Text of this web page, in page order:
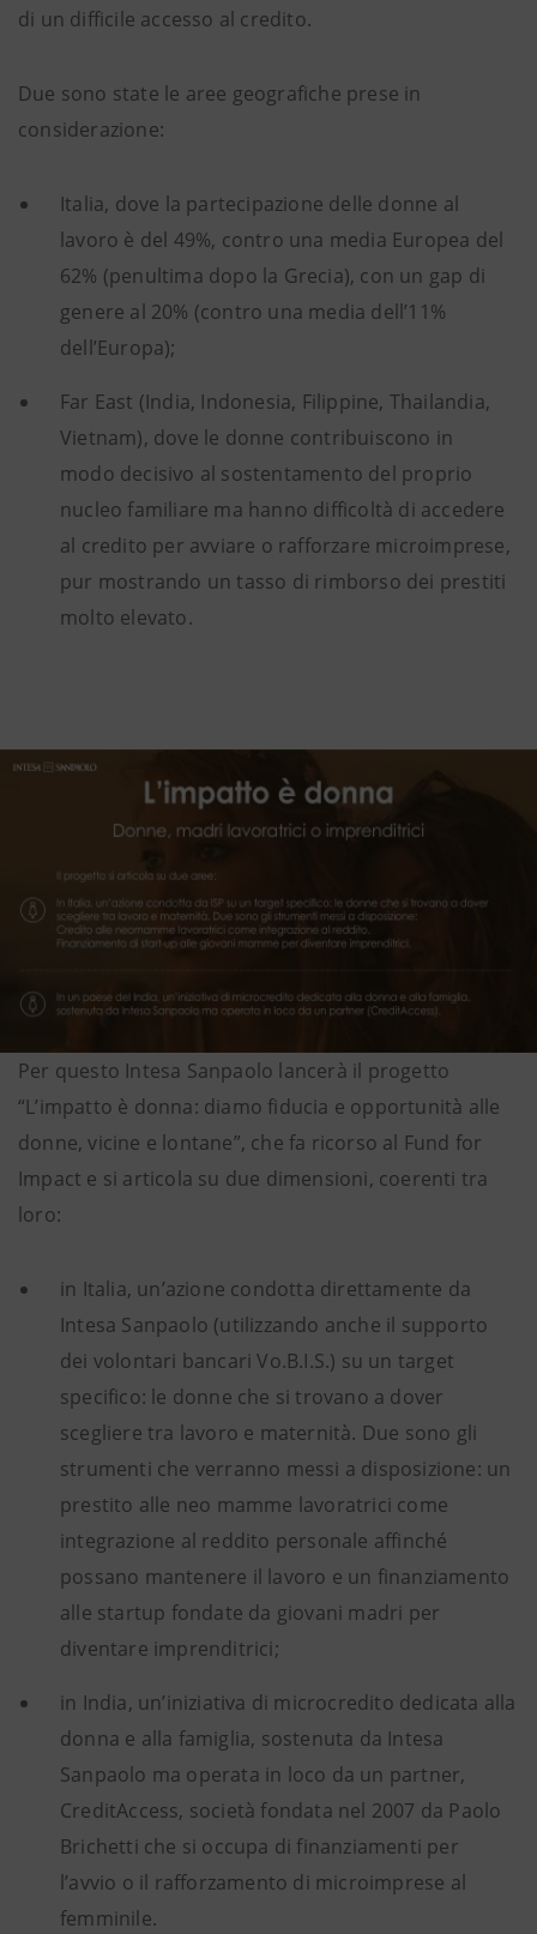
di un difficile accesso al credito.
Due sono state le aree geografiche prese in
considerazione:
Italia, dove la partecipazione delle donne al
lavoro è del 49%, contro una media Europea del
62% (penultima dopo la Grecia), con un gap di
genere al 20% (contro una media dell’11%
dell’Europa);
Far East (India, Indonesia, Filippine, Thailandia,
Vietnam), dove le donne contribuiscono in
modo decisivo al sostentamento del proprio
nucleo familiare ma hanno difficoltà di accedere
al credito per avviare o rafforzare microimprese,
pur mostrando un tasso di rimborso dei prestiti
molto elevato.
Per questo Intesa Sanpaolo lancerà il progetto
“L’impatto è donna: diamo fiducia e opportunità alle
donne, vicine e lontane”, che fa ricorso al Fund for
Impact e si articola su due dimensioni, coerenti tra
loro:
in Italia, un’azione condotta direttamente da
Intesa Sanpaolo (utilizzando anche il supporto
dei volontari bancari Vo.B.I.S.) su un target
specifico: le donne che si trovano a dover
scegliere tra lavoro e maternità. Due sono gli
strumenti che verranno messi a disposizione: un
prestito alle neo mamme lavoratrici come
integrazione al reddito personale affinché
possano mantenere il lavoro e un finanziamento
alle startup fondate da giovani madri per
diventare imprenditrici;
in India, un’iniziativa di microcredito dedicata alla
donna e alla famiglia, sostenuta da Intesa
Sanpaolo ma operata in loco da un partner,
CreditAccess, società fondata nel 2007 da Paolo
Brichetti che si occupa di finanziamenti per
l’avvio o il rafforzamento di microimprese al
femminile.